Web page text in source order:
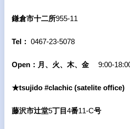
鎌倉市十二所955-11
Tel： 0467-23-5078
Open： 月、火、木、金 9:00-
★tsujido #clachic (satelite office)​
藤沢市辻堂5丁目 4番11-C号